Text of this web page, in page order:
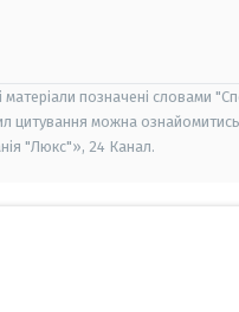
матеріали позначені словами
цитування можна
"Люкс"», 24 Канал.